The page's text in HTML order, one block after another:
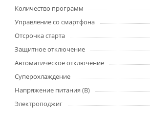
Количество программ
Управление со смартфона
Отсрочка старта
Защитное отключение
Автоматическое отключение
Суперохлаждение
Напряжение питания (В)
Электроподжиг